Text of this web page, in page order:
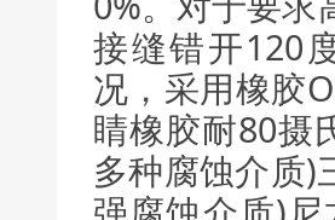
接缝错开120
况，采用橡胶
睛橡胶耐80摄
多种腐蚀介质)